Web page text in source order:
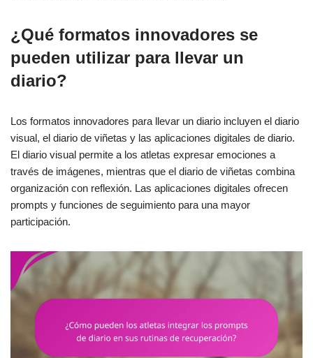
¿Qué formatos innovadores se
pueden utilizar para llevar un
diario?
Los formatos innovadores para llevar un diario incluyen el diario
visual, el diario de viñetas y las aplicaciones digitales de diario.
El diario visual permite a los atletas expresar emociones a
través de imágenes, mientras que el diario de viñetas combina
organización con reflexión. Las aplicaciones digitales ofrecen
prompts y funciones de seguimiento para una mayor
participación.